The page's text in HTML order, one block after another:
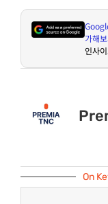
가해
인사
On